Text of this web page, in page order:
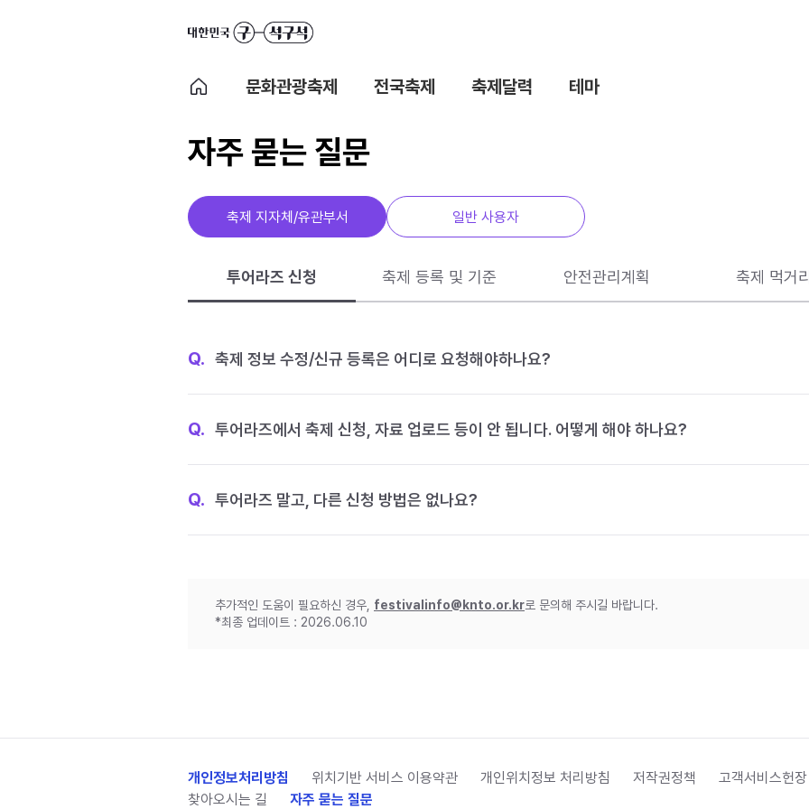
문화관광축제 전국축제 축제달력 테마
자주 묻는 질문
축제 지자체/유관부서 일반 사용자
투어라즈 신청 축제 등록 및 기준 안전관리계획 축제 먹거리
Q. 축제 정보 수정/신규 등록은 어디로 요청해야하나요?
Q. 투어라즈에서 축제 신청, 자료 업로드 등이 안 됩니다. 어떻게 해야 하나요?
Q. 투어라즈 말고, 다른 신청 방법은 없나요?
추가적인 도움이 필요하신 경우, festivalinfo@knto.or.kr로 문의해 주시길 바랍니다.
*최종 업데이트 : 2026.06.10
개인정보처리방침 위치기반 서비스 이용약관 개인위치정보 처리방침 저작권정책 고객서비스헌장
찾아오시는 길
자주 묻는 질문